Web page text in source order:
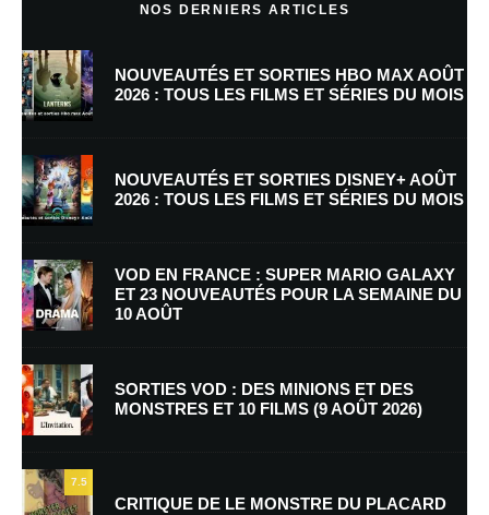
Nom*
E-mail*
Enregistrer mon nom, mon e-mail et mon site dans le navigateur pour
mon prochain commentaire.
Prévenez-moi de tous les nouveaux commentaires par e-mail.
NOS DERNIERS ARTICLES
NOUVEAUTÉS ET SORTIES HBO MAX AOÛT
2026 : TOUS LES FILMS ET SÉRIES DU MOIS
NOUVEAUTÉS ET SORTIES DISNEY+ AOÛT
2026 : TOUS LES FILMS ET SÉRIES DU MOIS
VOD EN FRANCE : SUPER MARIO GALAXY
ET 23 NOUVEAUTÉS POUR LA SEMAINE DU
10 AOÛT
SORTIES VOD : DES MINIONS ET DES
MONSTRES ET 10 FILMS (9 AOÛT 2026)
7.5
CRITIQUE DE LE MONSTRE DU PLACARD